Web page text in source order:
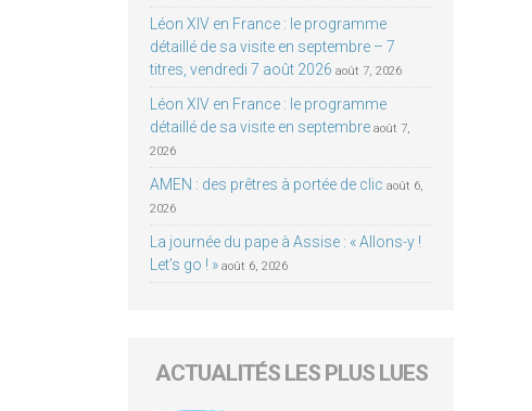
Léon XIV en France : le programme
détaillé de sa visite en septembre – 7
titres, vendredi 7 août 2026 août 7, 2026
Léon XIV en France : le programme
détaillé de sa visite en septembre août 7,
2026
AMEN : des prêtres à portée de clic août 6,
2026
La journée du pape à Assise : « Allons-y !
Let’s go ! » août 6, 2026
ACTUALITÉS LES PLUS LUES